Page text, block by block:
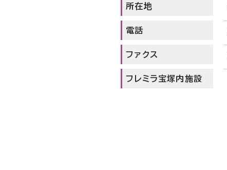
所在地
電話
ファクス
フレミラ宝塚内施設